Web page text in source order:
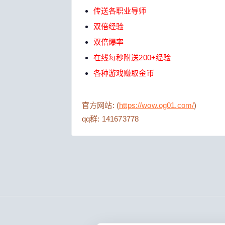
传送各职业导师
双倍经验
双倍爆率
在线每秒附送200+经验
各种游戏赚取金币
官方网站: (https://wow.og01.com/)
qq群: 141673778